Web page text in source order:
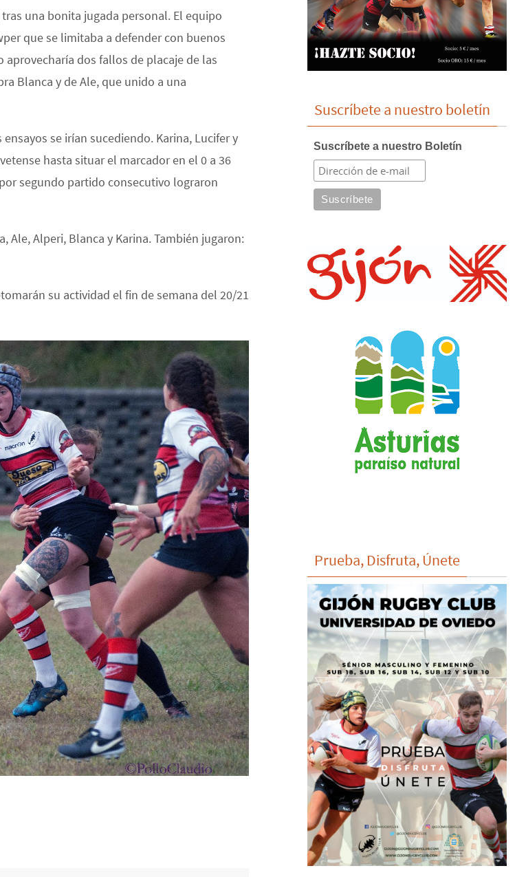
una bonita jugada personal. El equipo
que se limitaba a defender con buenos
aprovecharía dos fallos de placaje de las
Blanca y de Ale, que unido a una
se irían sucediendo. Karina, Lucifer y
hasta situar el marcador en el 0 a 36
segundo partido consecutivo lograron
Ale, Alperi, Blanca y Karina. También jugaron:
su actividad el fin de semana del 20/21
Suscríbete a nuestro boletín
Suscríbete a nuestro Boletín
Prueba, Disfruta, Únete